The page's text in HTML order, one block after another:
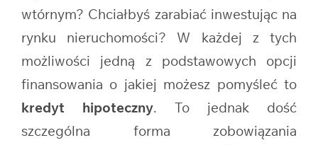
wtórnym? Chciałbyś zarabiać inwestując na
rynku nieruchomości? W każdej z tych
możliwości jedną z podstawowych opcji
finansowania o jakiej możesz pomyśleć to
kredyt hipoteczny. To jednak dość
szczególna forma zobowiązania